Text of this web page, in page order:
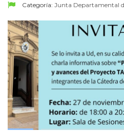
Categoría: Junta Departamental